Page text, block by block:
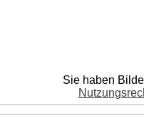
Sie haben